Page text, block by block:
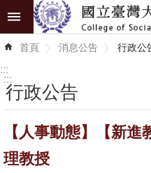
跳到主要內容區塊
進
階
識
學
首頁 消息公告 行政公
:::
:::
行政公告
【人事動態】【新
理教授